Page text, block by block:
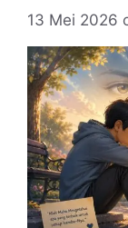
13 Mei 2026